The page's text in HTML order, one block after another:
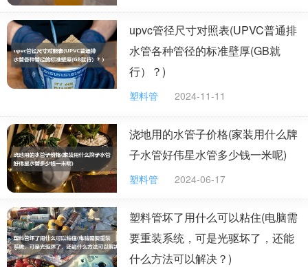
的，保证无毒）我觉得用502可能会污 染饮水，并且只用胶布缠的
话很快会漏水。同时也可以看看市场上什么无毒 的胶料可以用下。
缝还要看是纵向还是横向的。
塑料制品有何修补好方法？
塑料外壳等）破裂，可把破口按原样对齐，找一块品种与其相同、
大小适宜的塑料硬片，用烤热的铁棒或烙铁把它熔化了，滴在破口
里，直到把破口填满，再用热烙铁烙平，凉后就粘住了。
（2）塑料手提包、钱包等较厚的软塑料膜制品折断或脱胶、裂
口后，可用一根烧热的铁棒把需要修补的地方烫至发粘，赶紧对接
好，再用力压紧就补好了。
（3）农用薄膜、雨衣等比较薄而软的塑料制品，被撕破或有了
裂口时，先把裂口对好、对齐，上面铺一块玻璃纸，再用烧热的铁
棍或烙铁在开裂处压几下，就能粘好。如果塑料布破了洞，可拿一
块比洞口略大的塑料布盖在上面，用同样办法进行粘补。
upvc管径尺寸对照表(UPVC普通排
水管各种管径的标准壁厚(GB就
行）？)
塑料管 2024-11-11
浇地用的水管子价格(家装用什么牌
子水管好伟星水管多少钱一米呢)
塑料管 2024-06-17
塑料管坏了用什么可以粘住(电脑需
要重装系统，可是光驱坏了，还能
什么方法可以解决？)